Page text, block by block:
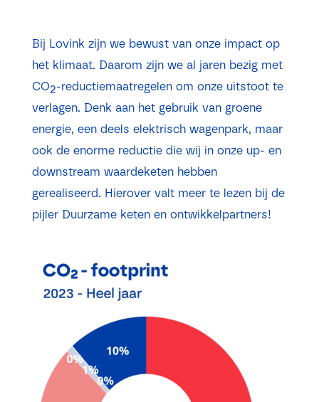
Bij Lovink zijn we bewust van onze impact op
het klimaat. Daarom zijn we al jaren bezig met
CO2-reductiemaatregelen om onze uitstoot te
verlagen. Denk aan het gebruik van groene
energie, een deels elektrisch wagenpark, maar
ook de enorme reductie die wij in onze up- en
downstream waardeketen hebben
gerealiseerd. Hierover valt meer te lezen bij de
pijler Duurzame keten en ontwikkelpartners!